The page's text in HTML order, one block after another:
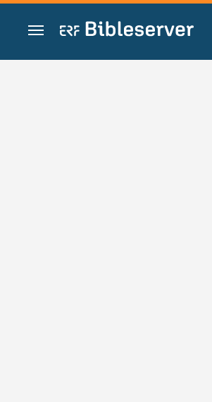
Zum Inhalt springen